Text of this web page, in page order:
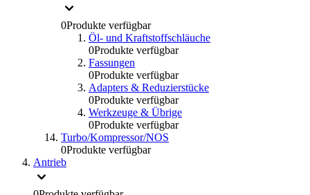
0Produkte verfügbar
Öl- und Kraftstoffschläuche
0Produkte verfügbar
Fassungen
0Produkte verfügbar
Adapters & Reduzierstücke
0Produkte verfügbar
Werkzeuge & Übrige
0Produkte verfügbar
Turbo/Kompressor/NOS
0Produkte verfügbar
Antrieb